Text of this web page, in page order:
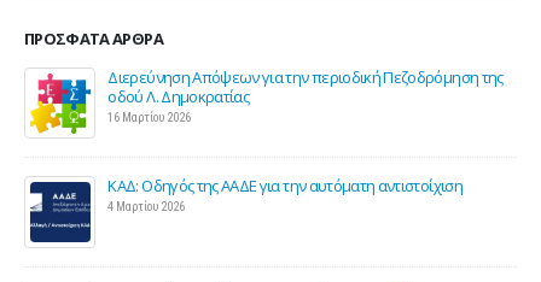
ΠΡΌΣΦΑΤΑ ΆΡΘΡΑ
Διερεύνηση Απόψεων για την περιοδική Πεζοδρόμηση της
οδού Λ. Δημοκρατίας
16 Μαρτίου 2026
ΚΑΔ: Οδηγός της ΑΑΔΕ για την αυτόματη αντιστοίχιση
4 Μαρτίου 2026